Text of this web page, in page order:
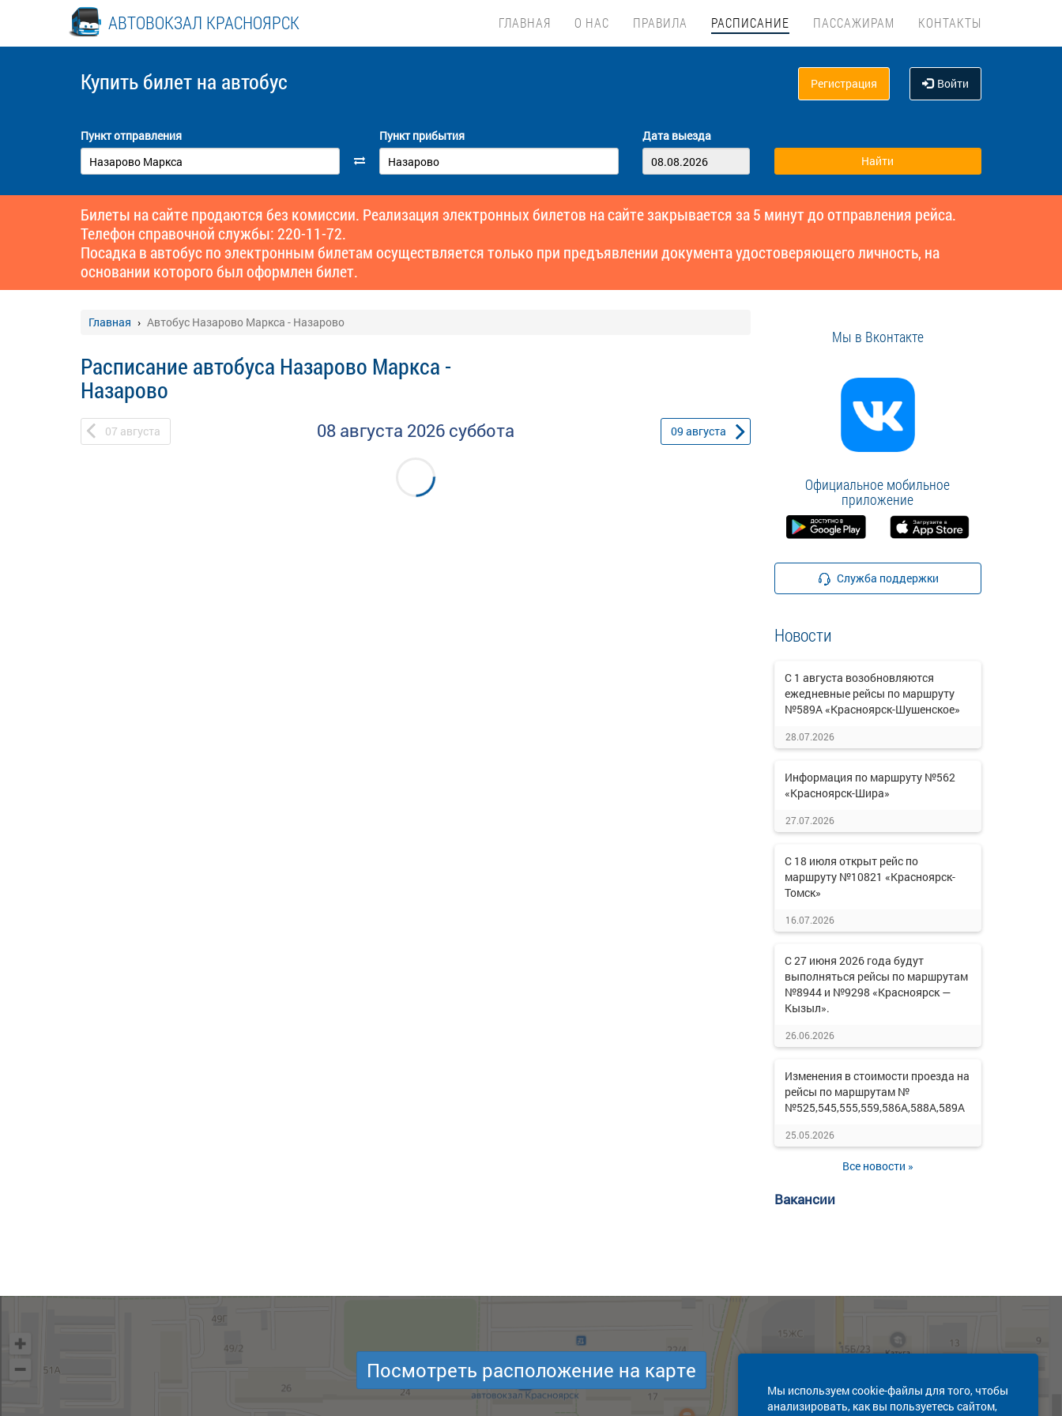
АВТОВОКЗАЛ КРАСНОЯРСК ГЛАВНАЯ О НАС ПРАВИЛА РАСПИСАНИЕ ПАССАЖИРАМ КОНТАКТЫ
Купить билет на автобус Регистрация Войти
Пункт отправления Пункт прибытия Дата выезда
Билеты на сайте продаются без комиссии. Реализация электронных билетов на сайте закрывается за 5 минут до отправления рейса.
Телефон справочной службы: 220-11-72.
Посадка в автобус по электронным билетам осуществляется только при предъявлении документа удостоверяющего личность, на
основании которого был оформлен билет.
Главная Автобус Назарово Маркса - Назарово
Расписание автобуса Назарово Маркса -
Назарово
07 августа 08 августа 2026 суббота 09 августа
Мы в Вконтакте
Официальное мобильное
приложение
Служба поддержки
Новости
С 1 августа возобновляются
ежедневные рейсы по маршруту
№589А «Красноярск-Шушенское»
28.07.2026
Информация по маршруту №562
«Красноярск-Шира»
27.07.2026
С 18 июля открыт рейс по
маршруту №10821 «Красноярск-
Томск»
16.07.2026
С 27 июня 2026 года будут
выполняться рейсы по маршрутам
№8944 и №9298 «Красноярск —
Кызыл».
26.06.2026
Изменения в стоимости проезда на
рейсы по маршрутам №
№525,545,555,559,586А,588А,589А
25.05.2026
Все новости »
Вакансии
Мы используем cookie-файлы для того, чтобы
анализировать, как вы пользуетесь сайтом,
Посмотреть расположение на карте